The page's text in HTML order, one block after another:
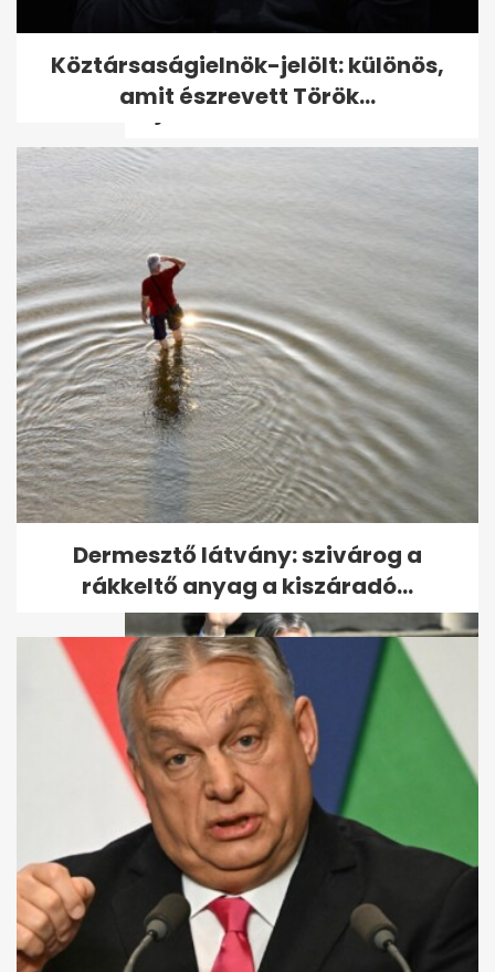
98 éves Benedek Gábor, a
legidősebb magyar olimpiai
bajnok - volt,...
Egerszegi Krisztina 50 éves
Orbán Viktorért tartanak
szentmisét a születésnapján
Budapesten
Köztársaságielnök-jelölt: különös,
amit észrevett Török...
Dermesztő látvány: szivárog a
rákkeltő anyag a kiszáradó...